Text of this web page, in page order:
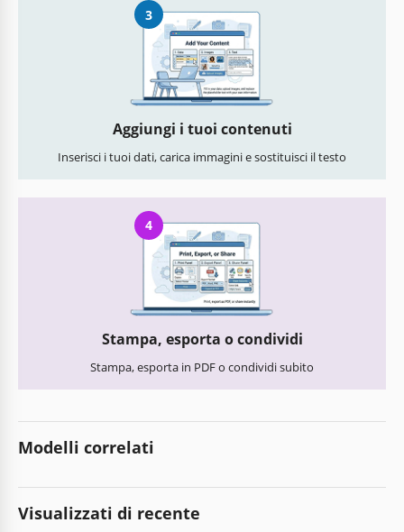
3
Aggiungi i tuoi contenuti
Inserisci i tuoi dati, carica immagini e sostituisci il testo
4
Stampa, esporta o condividi
Stampa, esporta in PDF o condividi subito
Modelli correlati
Visualizzati di recente